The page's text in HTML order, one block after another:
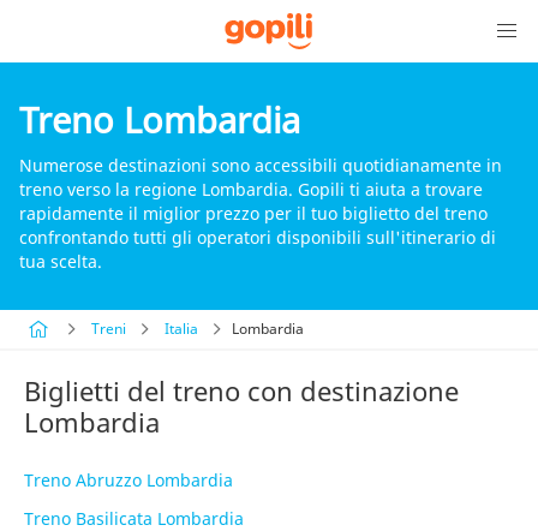
Treno Lombardia
Numerose destinazioni sono accessibili quotidianamente in
treno verso la regione Lombardia. Gopili ti aiuta a trovare
rapidamente il miglior prezzo per il tuo biglietto del treno
confrontando tutti gli operatori disponibili sull'itinerario di
tua scelta.
Treni Italia Lombardia
Biglietti del treno con destinazione
Lombardia
Treno Abruzzo Lombardia
Treno Basilicata Lombardia